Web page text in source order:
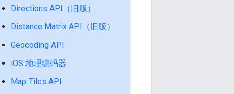
Directions API（旧版）
Distance Matrix API（旧版）
Geocoding API
iOS 地理编码器
Map Tiles API